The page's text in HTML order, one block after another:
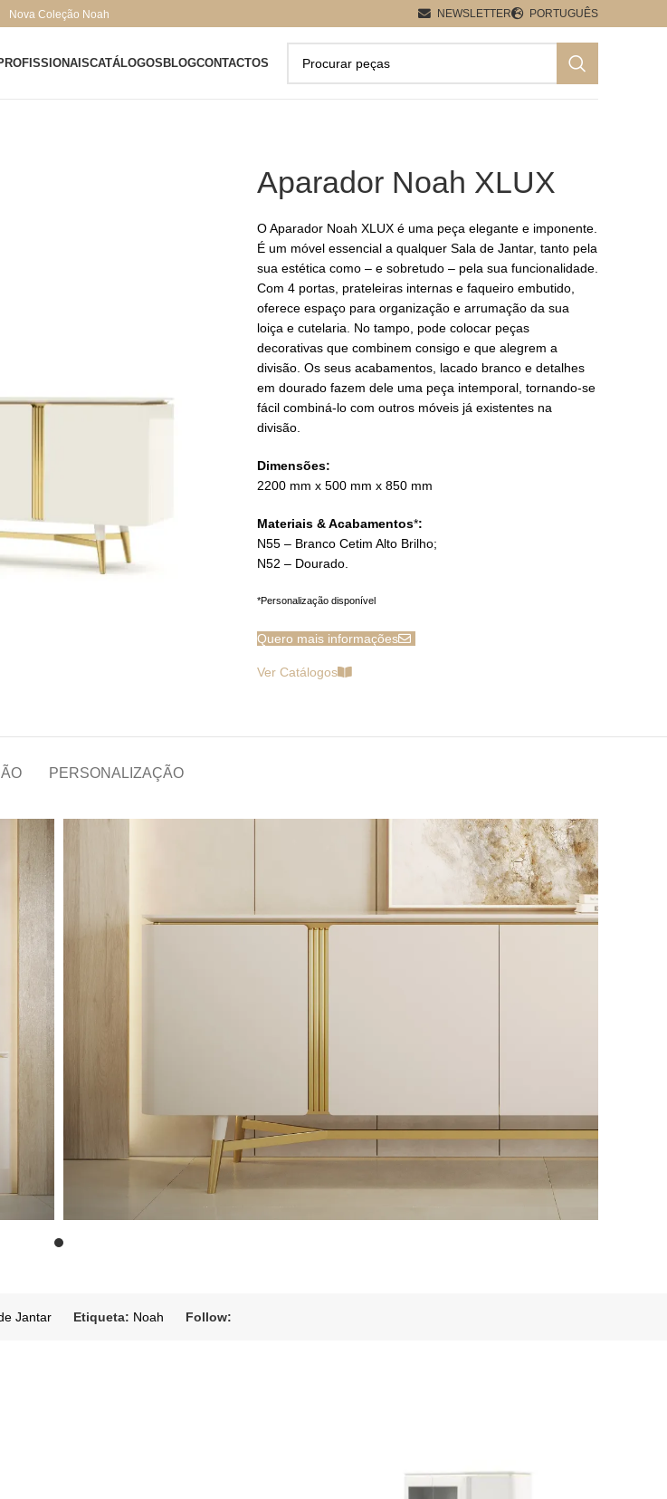
Nova Coleção Noah NEWSLETTER PORTUGUÊS
CATÁLOGOS BLOGCONTACTOS
Aparador Noah XLUX
O Aparador Noah XLUX é uma peça elegante e imponente.
É um móvel essencial a qualquer Sala de Jantar, tanto pela
sua estética como – e sobretudo – pela sua funcionalidade.
Com 4 portas, prateleiras internas e faqueiro embutido,
oferece espaço para organização e arrumação da sua
loiça e cutelaria. No tampo, pode colocar peças
decorativas que combinem consigo e que alegrem a
divisão. Os seus acabamentos, lacado branco e detalhes
em dourado fazem dele uma peça intemporal, tornando-se
fácil combiná-lo com outros móveis já existentes na
divisão.
Dimensões:
2200 mm x 500 mm x 850 mm
Materiais & Acabamentos*:
N55 – Branco Cetim Alto Brilho;
N52 – Dourado.
*Personalização disponível
Quero mais informações
Ver Catálogos
PERSONALIZAÇÃO
Jantar Etiqueta: Noah Follow: